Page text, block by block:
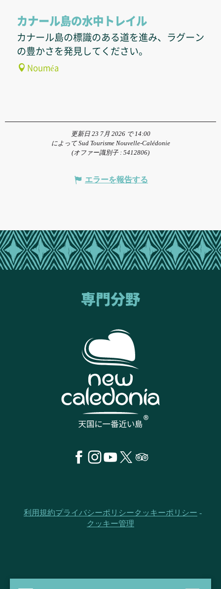
カナール島の水中トレイル
カナール島の標識のある道を進み、ラグーン
の豊かさを発見してください。
Nouméa
更新日 23 7月 2026 で 14:00
によって Sud Tourisme Nouvelle-Calédonie
(オファー識別子 : 5412806)
エラーを報告する
専門分野
利用規約プライバシーポリシークッキーポリシー
クッキー管理